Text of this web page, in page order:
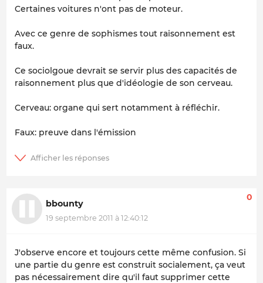
Certaines voitures n'ont pas de moteur.
Avec ce genre de sophismes tout raisonnement est
faux.
Ce sociolgoue devrait se servir plus des capacités de
raisonnement plus que d'idéologie de son cerveau.
Cerveau: organe qui sert notamment à réfléchir.
Faux: preuve dans l'émission
bbounty
19 septembre 2011 à 12:40:12
0
J'observe encore et toujours cette même confusion. Si
une partie du genre est construit socialement, ça veut
pas nécessairement dire qu'il faut supprimer cette